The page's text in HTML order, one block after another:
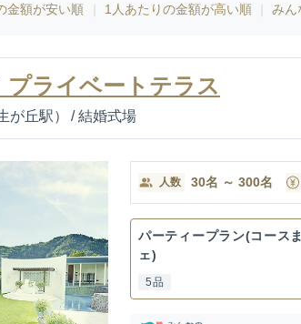
金額が安い順 1人あたりの金額が高い順 みん
プライベートテラス
が丘駅） / 結婚式場
人数 30名 ～ 300名
パーティープラン(コース
ェ)
5品